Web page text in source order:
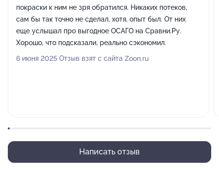
покраски к ним не зря обратился. Никаких потеков,
сам бы так точно не сделал, хотя, опыт был. От них
еще услышал про выгодное ОСАГО на Сравни.Ру.
Хорошо, что подсказали, реально сэкономил.
6 июня 2025 Отзыв взят с сайта Zoon.ru
Написать отзыв